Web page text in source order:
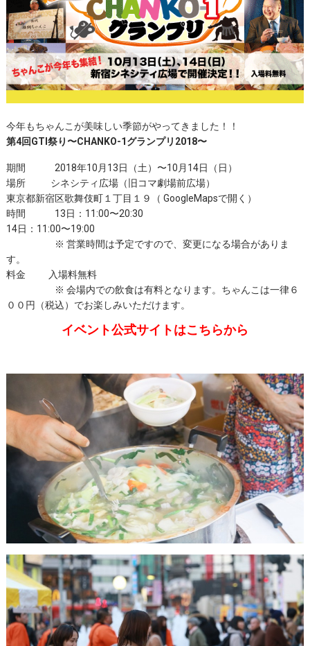
今年もちゃんこが美味しい季節がやってきました！！
第4回GTI祭り〜CHANKO-1グランプリ2018〜
期間 2018年10月13日（土）〜10月14日（日）
場所 シネシティ広場（旧コマ劇場前広場）
東京都新宿区歌舞伎町１丁目１９
（ GoogleMapsで開く ）
時間 13日：11:00〜20:30
14日：11:00〜19:00
※ 営業時間は予定ですので、変更になる場合がありま
す。
料金 入場料無料
※ 会場内での飲食は有料となります。ちゃんこは一律６
００円（税込）でお楽しみいただけます。
イベント公式サイトはこちらから